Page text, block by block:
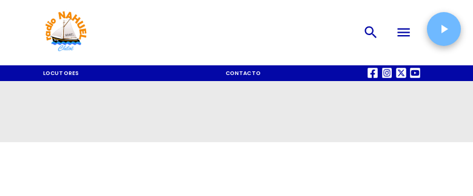
LOCUTORES CONTACTO QUIÉNES SOMOS